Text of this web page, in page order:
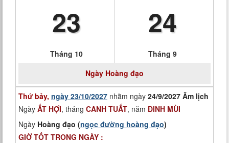
23
Tháng 10
24
Tháng 9
Ngày Hoàng đạo
Thứ bảy, ngày 23/10/2027 nhằm ngày 24/9/2027 Âm lịch
Ngày ẤT HỢI, tháng CANH TUẤT, năm ĐINH MÙI
Ngày Hoàng đạo (ngọc đường hoàng đạo)
GIỜ TỐT TRONG NGÀY :